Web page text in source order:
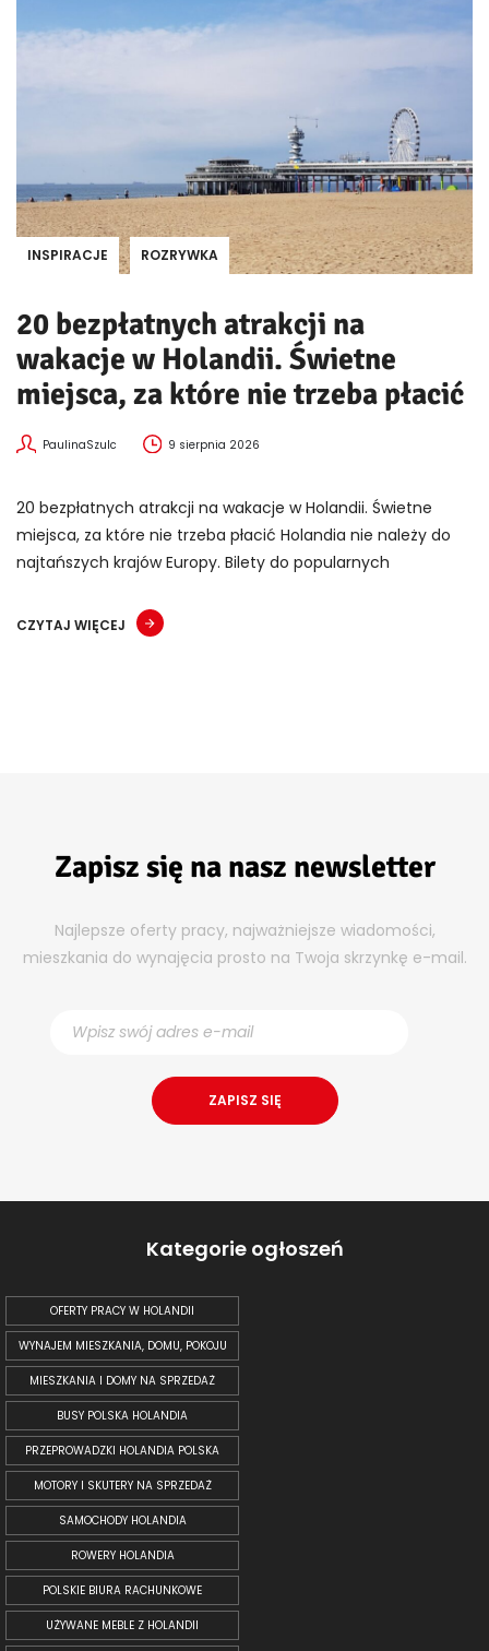
INSPIRACJE ROZRYWKA
20 bezpłatnych atrakcji na
wakacje w Holandii. Świetne
miejsca, za które nie trzeba płacić
PaulinaSzulc 9 sierpnia 2026
20 bezpłatnych atrakcji na wakacje w Holandii. Świetne
miejsca, za które nie trzeba płacić Holandia nie należy do
najtańszych krajów Europy. Bilety do popularnych
CZYTAJ WIĘCEJ
Zapisz się na nasz newsletter
Najlepsze oferty pracy, najważniejsze wiadomości,
mieszkania do wynajęcia prosto na Twoja skrzynkę e-mail.
Kategorie ogłoszeń
OFERTY PRACY W HOLANDII
WYNAJEM MIESZKANIA, DOMU, POKOJU
MIESZKANIA I DOMY NA SPRZEDAŻ
BUSY POLSKA HOLANDIA
PRZEPROWADZKI HOLANDIA POLSKA
MOTORY I SKUTERY NA SPRZEDAŻ
SAMOCHODY HOLANDIA
ROWERY HOLANDIA
POLSKIE BIURA RACHUNKOWE
UŻYWANE MEBLE Z HOLANDII